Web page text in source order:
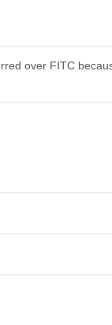
over FITC